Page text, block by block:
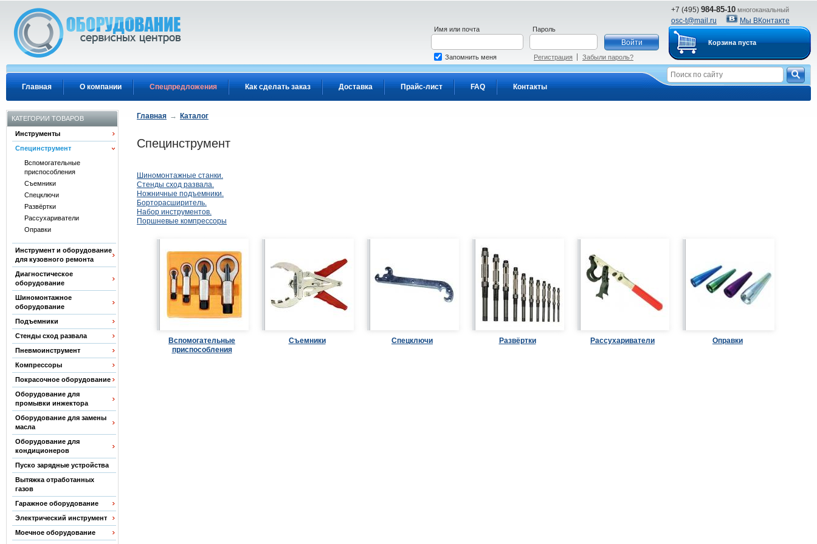
+7 (495) 984-85-10 многоканальный
osc-t@mail.ru Мы ВКонтакте
Главная О компании Спецпредложения Как сделать заказ Доставка Прайс-лист FAQ Контакты
Имя или почта Пароль
Запомнить меня Регистрация Забыли пароль?
Корзина пуста
КАТЕГОРИИ ТОВАРОВ
Инструменты
Специнструмент
Вспомогательные
приспособления
Съемники
Спецключи
Развёртки
Рассухариватели
Оправки
Инструмент и оборудование
для кузовного ремонта
Диагностическое
оборудование
Шиномонтажное
оборудование
Подъемники
Стенды сход развала
Пневмоинструмент
Компрессоры
Покрасочное оборудование
Оборудование для
промывки инжектора
Оборудование для замены
масла
Оборудование для
кондиционеров
Пуско зарядные устройства
Вытяжка отработанных
газов
Гаражное оборудование
Электрический инструмент
Моечное оборудование
Главная → Каталог
Специнструмент
Шиномонтажные станки.
Стенды сход развала.
Ножничные подъемники.
Борторасширитель.
Набор инструментов.
Поршневые компрессоры
Вспомогательные
приспособления
Съемники Спецключи Развёртки Рассухариватели Оправки